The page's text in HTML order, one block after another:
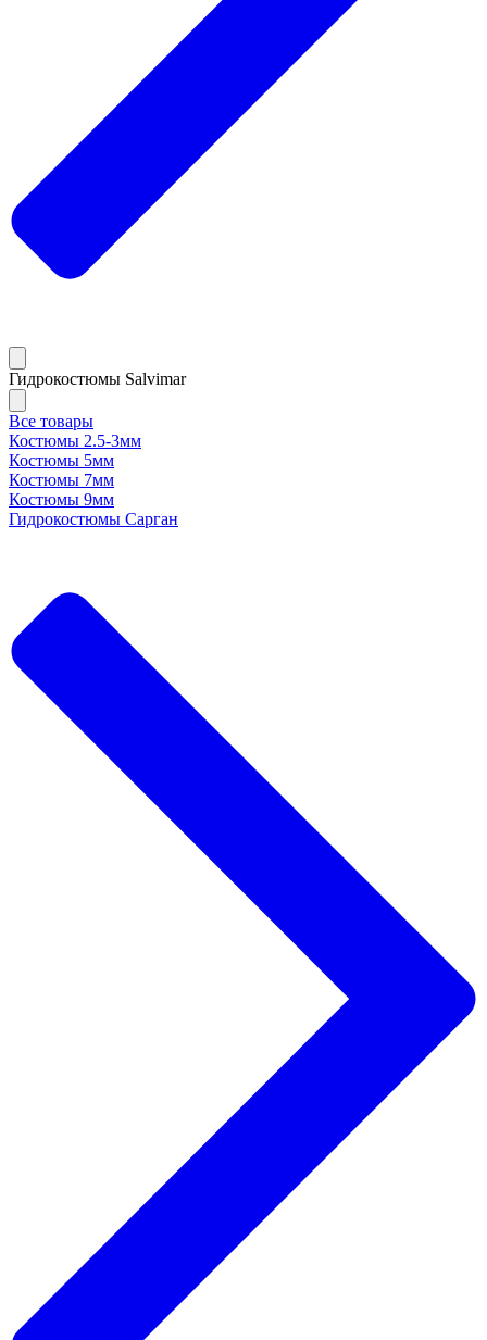
Гидрокостюмы Salvimar
Все товары
Костюмы 2.5-3мм
Костюмы 5мм
Костюмы 7мм
Костюмы 9мм
Гидрокостюмы Сарган